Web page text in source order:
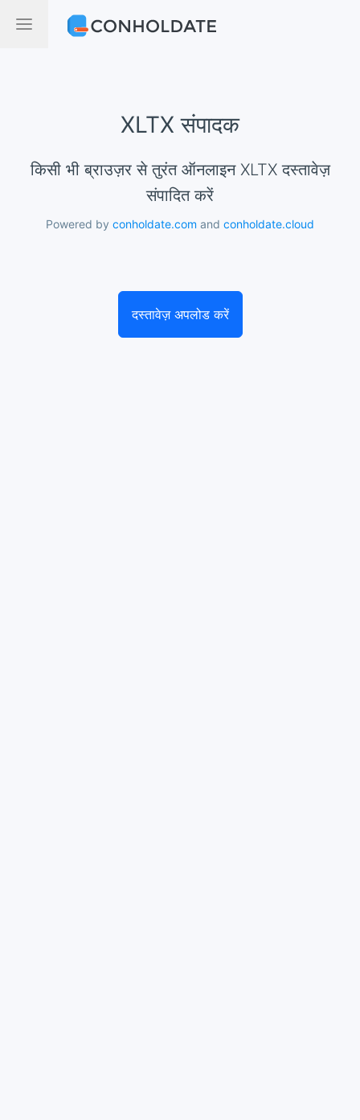
XLTX संपादक
किसी भी ब्राउज़र से तुरंत ऑनलाइन XLTX दस्तावेज़
संपादित करें
Powered by conholdate.com and conholdate.cloud
दस्तावेज़ अपलोड करें